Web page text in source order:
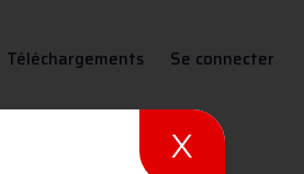
Téléchargements Se connecter
X